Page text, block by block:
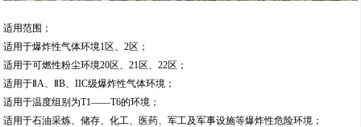
适用范围；
适用于爆炸性气体环境1区、2区；
适用于可燃性粉尘环境20区、21区、22区；
适用于ⅡA、ⅡB、IIC级爆炸性气体环境；
适用于温度组别为T1——T6的环境；
适用于石油采炼、储存、化工、医药、军工及军事设施等爆炸性危险环境；